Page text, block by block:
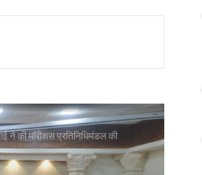
अमंग कोऑपरेटिव्स’ से कोऑप बैंकों
ने की मॉरीशस प्रतिनिधिमंडल की